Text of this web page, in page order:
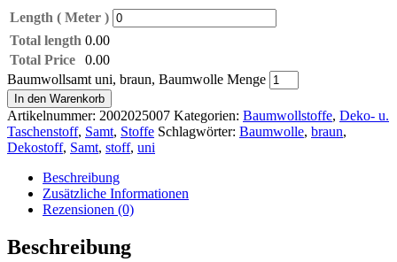
Length ( Meter )
Total length 0.00
Total Price
0.00
Baumwollsamt uni, braun, Baumwolle Menge
In den Warenkorb
Artikelnummer: 2002025007 Kategorien: Baumwollstoffe, Deko- u.
Taschenstoff, Samt, Stoffe Schlagwörter: Baumwolle, braun,
Dekostoff, Samt, stoff, uni
Beschreibung
Zusätzliche Informationen
Rezensionen (0)
Beschreibung